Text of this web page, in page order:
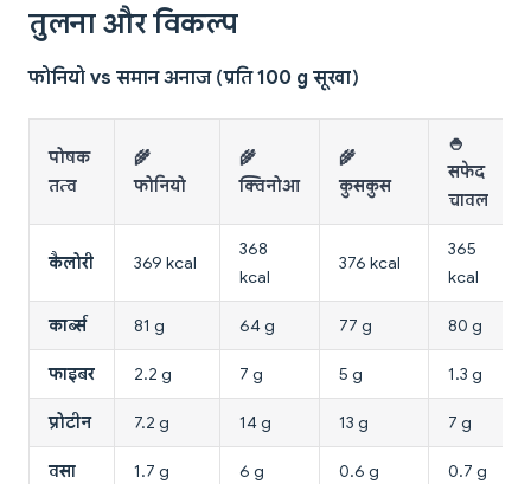
तुलना और विकल्प
फोनियो vs समान अनाज (प्रति 100 g सूखा)
पोषक
तत्व
🌾
फोनियो
🌾
क्विनोआ
🌾
कुसकुस
🍚
सफेद
चावल
कैलोरी 369 kcal
368
kcal
376 kcal
365
kcal
कार्ब्स 81 g 64 g 77 g 80 g
फाइबर 2.2 g 7 g 5 g 1.3 g
प्रोटीन 7.2 g 14 g 13 g 7 g
वसा 1.7 g 6 g 0.6 g 0.7 g